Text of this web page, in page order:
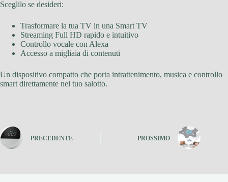
Sceglilo se desideri:
Trasformare la tua TV in una Smart TV
Streaming Full HD rapido e intuitivo
Controllo vocale con Alexa
Accesso a migliaia di contenuti
Un dispositivo compatto che porta intrattenimento, musica e controllo
smart direttamente nel tuo salotto.
PRECEDENTE PROSSIMO